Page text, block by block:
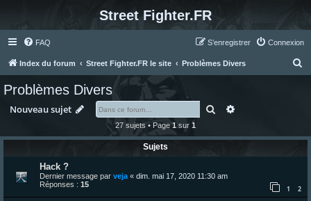
Street Fighter.FR
FAQ Connexion
S’enregistrer
Index du forum Street Fighter.FR le site Problèmes Divers
e
Problèmes Divers
Nouveau sujet Rechercher
27 sujets • Page 1 sur 1
Sujets
Hack ?
Dernier message par veja « dim. mai 17, 2020 11:30 am
Réponses : 15 1 2